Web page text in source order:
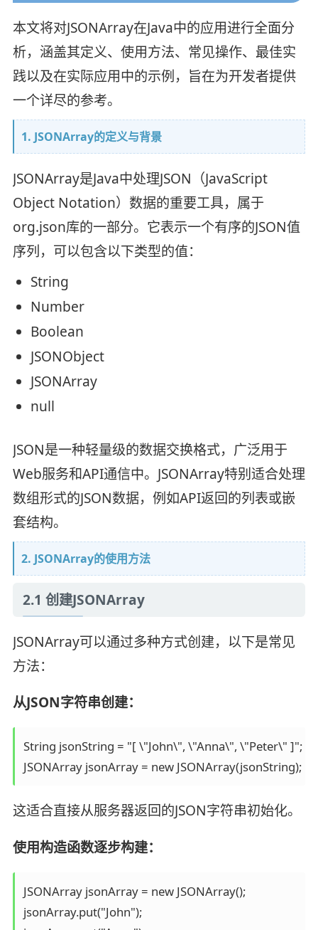
本文将对JSONArray在Java中的应用进行全面分
析，涵盖其定义、使用方法、常见操作、最佳实
践以及在实际应用中的示例，旨在为开发者提供
一个详尽的参考。
1. JSONArray的定义与背景
JSONArray是Java中处理JSON（JavaScript
Object Notation）数据的重要工具，属于
org.json库的一部分。它表示一个有序的JSON值
序列，可以包含以下类型的值：
String
Number
Boolean
JSONObject
JSONArray
null
JSON是一种轻量级的数据交换格式，广泛用于
Web服务和API通信中。JSONArray特别适合处理
数组形式的JSON数据，例如API返回的列表或嵌
套结构。
2. JSONArray的使用方法
2.1 创建JSONArray
JSONArray可以通过多种方式创建，以下是常见
方法：
从JSON字符串创建：
String jsonString = "[ \"John\", \"Anna\", \"Peter\" ]";
JSONArray jsonArray = new JSONArray(jsonString);
这适合直接从服务器返回的JSON字符串初始化。
使用构造函数逐步构建：
JSONArray jsonArray = new JSONArray();
jsonArray.put("John");